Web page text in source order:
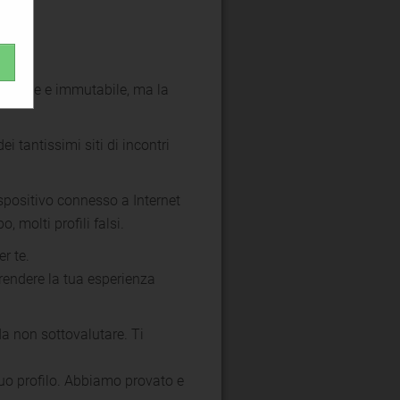
e immutabile, ma la
tantissimi siti di incontri
connesso a Internet
molti profili falsi.
te.
la tua esperienza
non sottovalutare. Ti
profilo. Abbiamo provato e